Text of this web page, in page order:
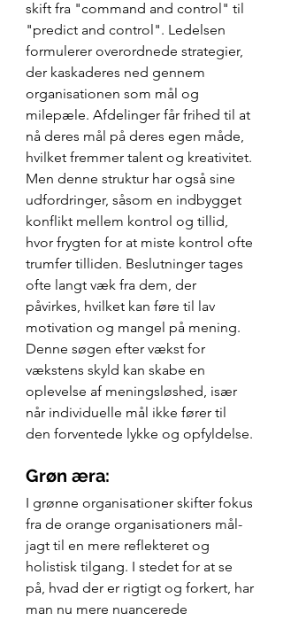
skift fra "command and control" til
"predict and control". Ledelsen
formulerer overordnede strategier,
der kaskaderes ned gennem
organisationen som mål og
milepæle. Afdelinger får frihed til at
nå deres mål på deres egen måde,
hvilket fremmer talent og kreativitet.
Men denne struktur har også sine
udfordringer, såsom en indbygget
konflikt mellem kontrol og tillid,
hvor frygten for at miste kontrol ofte
trumfer tilliden. Beslutninger tages
ofte langt væk fra dem, der
påvirkes, hvilket kan føre til lav
motivation og mangel på mening.
Denne søgen efter vækst for
vækstens skyld kan skabe en
oplevelse af meningsløshed, især
når individuelle mål ikke fører til
den forventede lykke og opfyldelse.
Grøn æra:
I grønne organisationer skifter fokus
fra de orange organisationers mål-
jagt til en mere reflekteret og
holistisk tilgang. I stedet for at se
på, hvad der er rigtigt og forkert, har
man nu mere nuancerede